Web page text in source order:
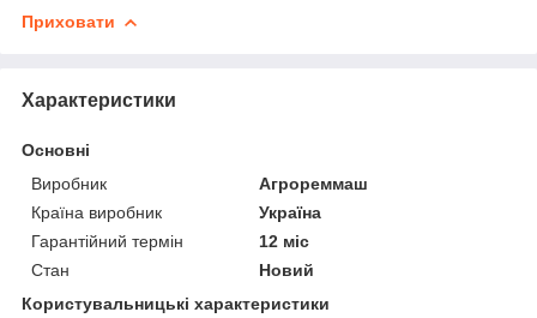
Приховати
Характеристики
Основні
Виробник
Агрореммаш
Країна виробник
Україна
Гарантійний термін
12 міс
Стан
Новий
Користувальницькі характеристики